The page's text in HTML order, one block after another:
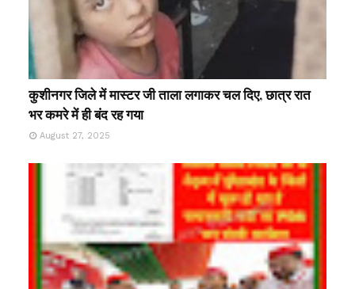
कुशीनगर जिले में मास्टर जी ताला लगाकर चल दिए, छात्र रात
भर कमरे में ही बंद रह गया
August 27, 2025